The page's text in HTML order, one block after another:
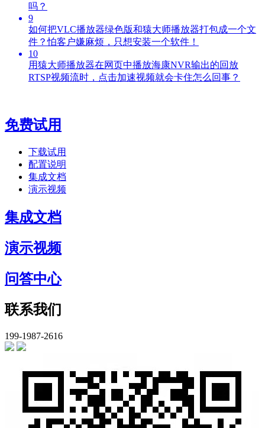
吗？
9
如何把VLC播放器绿色版和猿大师播放器打包成一个文
件？怕客户嫌麻烦，只想安装一个软件！
10
用猿大师播放器在网页中播放海康NVR输出的回放
RTSP视频流时，点击加速视频就会卡住怎么回事？
免费试用
下载试用
配置说明
集成文档
演示视频
集成文档
演示视频
问答中心
联系我们
199-1987-2616